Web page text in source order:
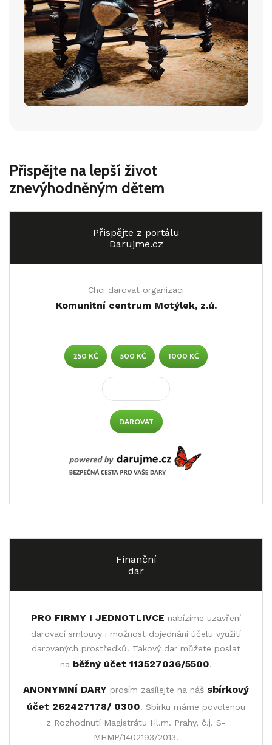
Přispějte na lepší život
znevýhodněným dětem
Přispějte z portálu
Darujme.cz
Chci darovat organizaci
Komunitní centrum Motýlek, z.ú.
250 KČ 500 KČ 1000 KČ
DAROVAT
Finanční
dar
PRO FIRMY I JEDNOTLIVCE nabízíme uzavření
darovací smlouvy i možnost dojednání účelu využití
darovaných prostředků. Takový dar můžete poslat
na běžný účet 113527036/5500.
ANONYMNÍ DARY prosím zasílejte na náš sbírkový
účet 262427178/ 0300. Sbírku máme povolenou
z Rozhodnutí Magistrátu Hl.m. Prahy, č.j. S-
MHMP/1402193/2013.